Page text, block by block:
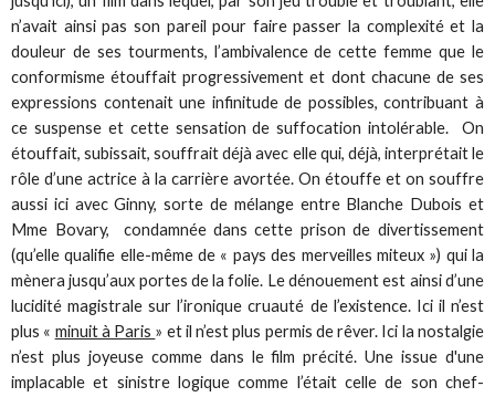
n’avait ainsi pas son pareil pour faire passer la complexité et la
douleur de ses tourments, l’ambivalence de cette femme que le
conformisme étouffait progressivement et dont chacune de ses
expressions contenait une infinitude de possibles, contribuant à
ce suspense et cette sensation de suffocation intolérable. On
étouffait, subissait, souffrait déjà avec elle qui, déjà, interprétait le
rôle d’une actrice à la carrière avortée. On étouffe et on souffre
aussi ici avec Ginny, sorte de mélange entre Blanche Dubois et
Mme Bovary, condamnée dans cette prison de divertissement
(qu’elle qualifie elle-même de « pays des merveilles miteux ») qui la
mènera jusqu’aux portes de la folie. Le dénouement est ainsi d’une
lucidité magistrale sur l’ironique cruauté de l’existence. Ici il n’est
plus « minuit à Paris » et il n’est plus permis de rêver. Ici la nostalgie
n’est plus joyeuse comme dans le film précité. Une issue d'une
implacable et sinistre logique comme l’était celle de son chef-